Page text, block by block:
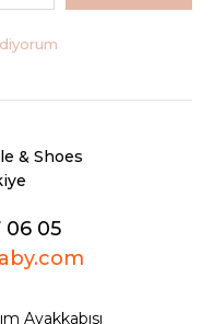
& Shoes
06 05
Ayakkabısı